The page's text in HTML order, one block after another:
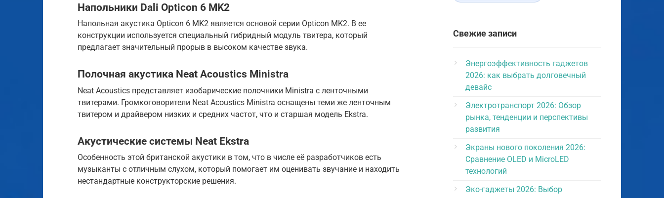
Напольники Dali Opticon 6 MK2
Напольная акустика Opticon 6 MK2 является основой серии Opticon MK2. В ее
конструкции используется специальный гибридный модуль твитера, который
предлагает значительный прорыв в высоком качестве звука.
Полочная акустика Neat Acoustics Ministra
Neat Acoustics представляет изобарические полочники Ministra с ленточными
твитерами. Громкоговорители Neat Acoustics Ministra оснащены теми же ленточным
твитером и драйвером низких и средних частот, что и старшая модель Ekstra.
Акустические системы Neat Ekstra
Особенность этой британской акустики в том, что в числе её разработчиков есть
музыканты с отличным слухом, который помогает им оценивать звучание и находить
нестандартные конструкторские решения.
Свежие записи
Энергоэффективность гаджетов
2026: как выбрать долговечный
девайс
Электротранспорт 2026: Обзор
рынка, тенденции и перспективы
развития
Экраны нового поколения 2026:
Сравнение OLED и MicroLED
технологий
Эко-гаджеты 2026: Выбор